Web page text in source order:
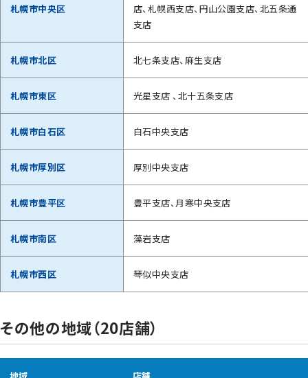
札幌市中央区
店、札幌西支店、円山公園支店、北五条通
支店
札幌市北区 北七条支店、麻生支店
札幌市東区 光星支店 、北十五条支店
札幌市白石区 白石中央支店
札幌市厚別区 厚別中央支店
札幌市豊平区 豊平支店、月寒中央支店
札幌市南区 藻岩支店
札幌市西区 琴似中央支店
その他の地域（20店舗）